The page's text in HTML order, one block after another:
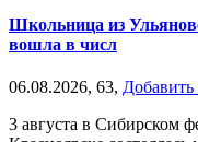
Школьница из
вошла в числ
06.08.2026, 63,
3 августа в Сибирском